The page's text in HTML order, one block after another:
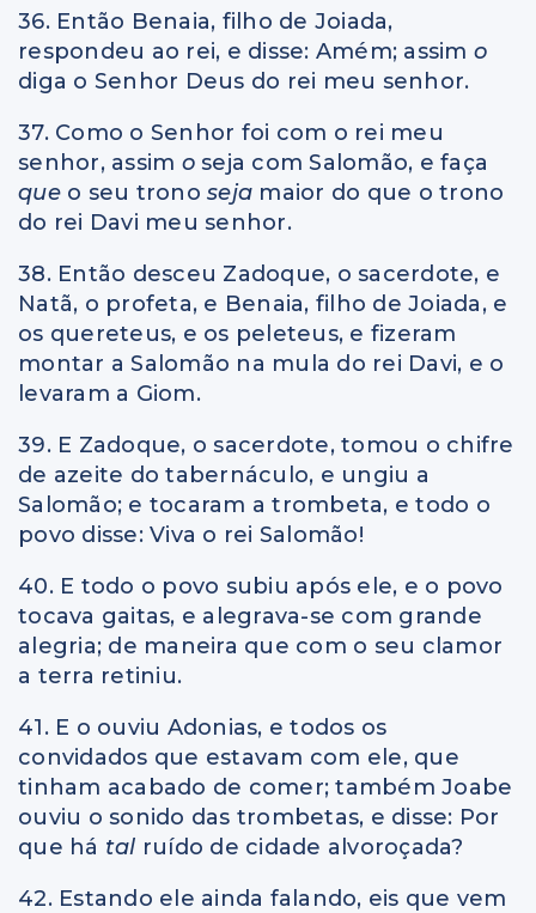
36. Então Benaia, filho de Joiada,
respondeu ao rei, e disse: Amém; assim o
diga o Senhor Deus do rei meu senhor.
37. Como o Senhor foi com o rei meu
senhor, assim o seja com Salomão, e faça
que o seu trono seja maior do que o trono
do rei Davi meu senhor.
38. Então desceu Zadoque, o sacerdote, e
Natã, o profeta, e Benaia, filho de Joiada, e
os quereteus, e os peleteus, e fizeram
montar a Salomão na mula do rei Davi, e o
levaram a Giom.
39. E Zadoque, o sacerdote, tomou o chifre
de azeite do tabernáculo, e ungiu a
Salomão; e tocaram a trombeta, e todo o
povo disse: Viva o rei Salomão!
40. E todo o povo subiu após ele, e o povo
tocava gaitas, e alegrava-se com grande
alegria; de maneira que com o seu clamor
a terra retiniu.
41. E o ouviu Adonias, e todos os
convidados que estavam com ele, que
tinham acabado de comer; também Joabe
ouviu o sonido das trombetas, e disse: Por
que há tal ruído de cidade alvoroçada?
42. Estando ele ainda falando, eis que vem